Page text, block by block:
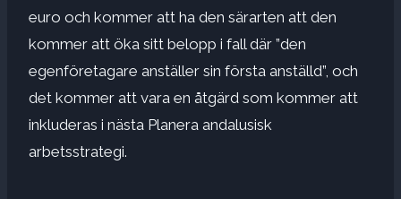
euro och kommer att ha den särarten att den
kommer att öka sitt belopp i fall där ”den
egenföretagare anställer sin första anställd”, och
det kommer att vara en åtgärd som kommer att
inkluderas i nästa Planera andalusisk
arbetsstrategi.